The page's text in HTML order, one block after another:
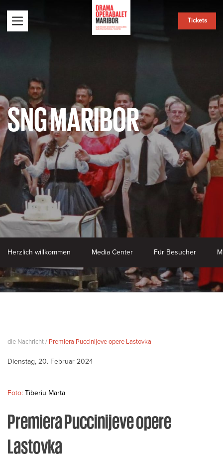
Tickets
SNG MARIBOR
Herzlich willkommen Media Center Für Besucher
die Nachricht / Premiera Puccinijeve opere Lastovka
Dienstag, 20. Februar 2024
Premiera Puccinijeve opere
Lastovka
Foto: Tiberiu Marta